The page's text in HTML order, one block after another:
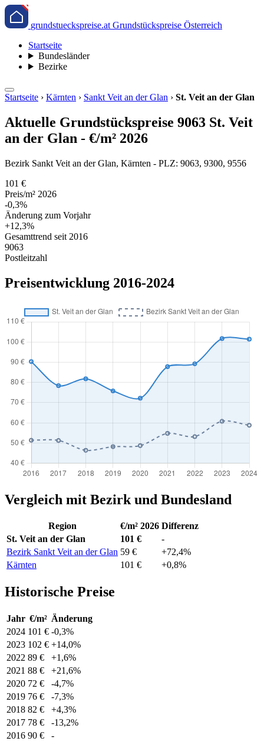
grundstueckspreise.at Grundstückspreise Österreich
Startseite
Bundesländer
Bezirke
Startseite › Kärnten › Sankt Veit an der Glan › St. Veit an der Glan
Aktuelle Grundstückspreise 9063 St. Veit
an der Glan - €/m² 2026
Bezirk Sankt Veit an der Glan, Kärnten - PLZ: 9063, 9300, 9556
101 €
Preis/m² 2026
-0,3%
Änderung zum Vorjahr
+12,3%
Gesamttrend seit 2016
9063
Postleitzahl
Preisentwicklung 2016-2024
Vergleich mit Bezirk und Bundesland
Region €/m² 2026 Differenz
St. Veit an der Glan
101 €
-
Bezirk Sankt Veit an der Glan 59 €
+72,4%
Kärnten
101 € +0,8%
Historische Preise
Jahr €/m² Änderung
2024 101 € -0,3%
2023 102 € +14,0%
2022 89 €
+1,6%
2021 88 €
+21,6%
2020 72 €
-4,7%
2019 76 €
-7,3%
2018 82 €
+4,3%
2017 78 €
-13,2%
2016 90 € -